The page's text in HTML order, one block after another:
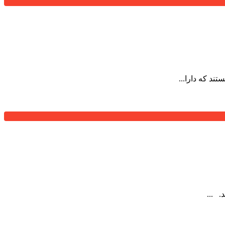
که دارا...
...